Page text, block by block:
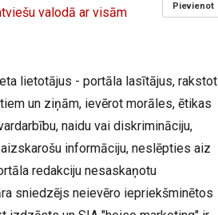
Pievienot
valodā ar visām
lietotājus - portāla lasītājus, rakstot
un ziņām, ievērot morāles, ētikas
naidu vai diskrimināciju,
informāciju, neslēpties aiz
redakciju nesaskaņotu
sniedzējs neievēro iepriekšminētos